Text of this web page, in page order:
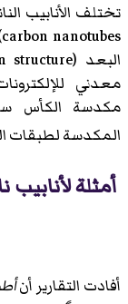
تختلف الأنابيب
carbon nanotubes
البعد (structure
معدني
مكدسة الكأس
المكدسة لطبقات
أمثلة
أفادت التقارير أن